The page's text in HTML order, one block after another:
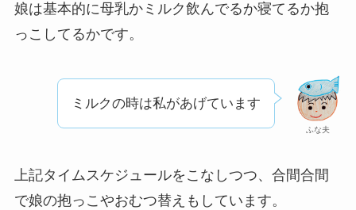
娘は基本的に母乳かミルク飲んでるか寝てるか抱
っこしてるかです。
ふな夫
ミルクの時は私があげています
上記タイムスケジュールをこなしつつ、合間合間
で娘の抱っこやおむつ替えもしています。